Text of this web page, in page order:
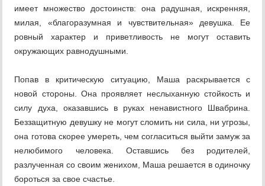
имеет множество достоинств: она радушная, искренняя,
милая, «благоразумная и чувствительная» девушка. Ее
ровный характер и приветливость не могут оставить
окружающих равнодушными.
Попав в критическую ситуацию, Маша раскрывается с
новой стороны. Она проявляет неслыханную стойкость и
силу духа, оказавшись в руках ненавистного Швабрина.
Беззащитную девушку не могут сломить ни сила, ни угрозы,
она готова скорее умереть, чем согласиться выйти замуж за
нелюбимого человека. Оставшись без родителей,
разлученная со своим женихом, Маша решается в одиночку
бороться за свое счастье.